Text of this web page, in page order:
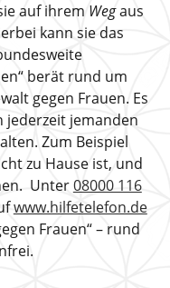
auf ihrem Wegaus
kann sie das
berät rund um
gegen Frauen. Es
jederzeit jemanden
Zum Beispiel
zu Hause ist, und
Unter08000 116
www.hilfetelefon.de
Frauen“ – rund